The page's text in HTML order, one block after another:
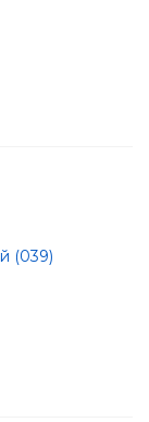
(039)